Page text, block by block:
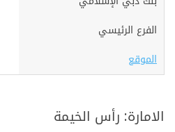
الفرع الرئيسي
الموقع
الامارة: رأس الخيمة